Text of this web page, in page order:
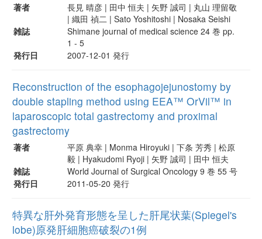
著者
長見 晴彦 | 田中 恒夫 | 矢野 誠司 | 丸山 理留敬
| 織田 禎二 | Sato Yoshitoshi | Nosaka Seishi
雑誌
Shimane journal of medical science 24 巻 pp.
1 - 5
発行日
2007-12-01 発行
Reconstruction of the esophagojejunostomy by
double stapling method using EEA™ OrVil™ in
laparoscopic total gastrectomy and proximal
gastrectomy
著者
平原 典幸 | Monma Hiroyuki | 下条 芳秀 | 松原
毅 | Hyakudomi Ryoji | 矢野 誠司 | 田中 恒夫
雑誌
World Journal of Surgical Oncology 9 巻 55 号
発行日
2011-05-20 発行
特異な肝外発育形態を呈した肝尾状葉(Spiegel's
lobe)原発肝細胞癌破裂の1例